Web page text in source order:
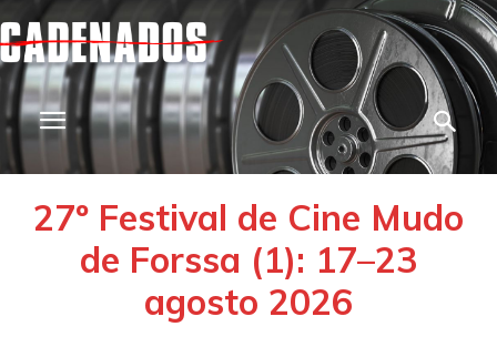
27º Festival de Cine Mudo
de Forssa (1): 17–23
agosto 2026